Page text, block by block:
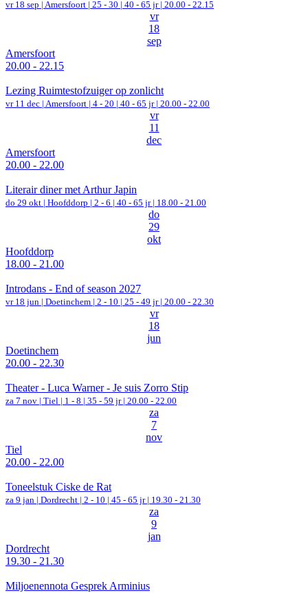
vr 18 sep | Amersfoort | 25 - 30 | 40 - 65 jr | 20.00 - 22.15
vr
18
sep
Amersfoort
20.00 - 22.15
Lezing Ruimtestofzuiger op zonlicht
vr 11 dec | Amersfoort | 4 - 20 | 40 - 65 jr | 20.00 - 22.00
vr
11
dec
Amersfoort
20.00 - 22.00
Literair diner met Arthur Japin
do 29 okt | Hoofddorp | 2 - 6 | 40 - 65 jr | 18.00 - 21.00
do
29
okt
Hoofddorp
18.00 - 21.00
Introdans - End of season 2027
vr 18 jun | Doetinchem | 2 - 10 | 25 - 49 jr | 20.00 - 22.30
vr
18
jun
Doetinchem
20.00 - 22.30
Theater - Luca Warner - Je suis Zorro Stip
za 7 nov | Tiel | 1 - 8 | 35 - 59 jr | 20.00 - 22.00
za
7
nov
Tiel
20.00 - 22.00
Toneelstuk Ciske de Rat
za 9 jan | Dordrecht | 2 - 10 | 45 - 65 jr | 19.30 - 21.30
za
9
jan
Dordrecht
19.30 - 21.30
Miljoenennota Gesprek Arminius